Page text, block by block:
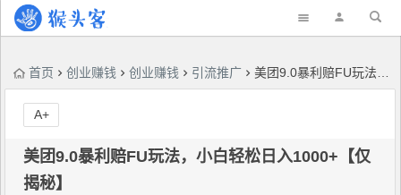
首页 创业赚钱 创业赚钱 引流推广 美团9.0暴利赔FU玩法，小白轻松日入1000+【仅揭秘】
美团9.0暴利赔FU玩法，小白轻松日入1000+【仅
揭秘】
A+